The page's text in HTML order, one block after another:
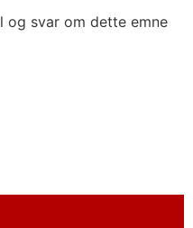
og svar om dette emne